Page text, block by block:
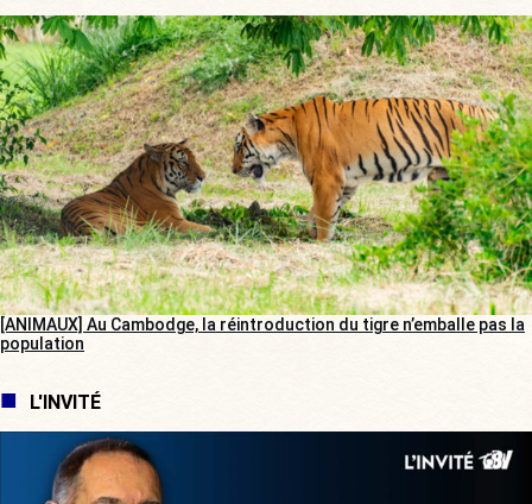
[ANIMAUX] Au Cambodge, la réintroduction du tigre n’emballe pas la
population
L'INVITÉ